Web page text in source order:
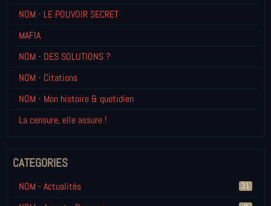
NOM - LE POUVOIR SECRET
MAFIA
NOM - DES SOLUTIONS ?
NOM - Citations
NOM - Mon histoire & quotidien
La censure, elle assure !
CATEGORIES
NOM - Actualités 31